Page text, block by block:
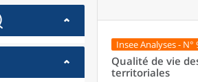
Insee Analyses - N°
Qualité de vie
territoriales